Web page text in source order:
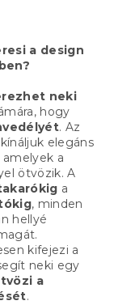
a design
neki
hogy
. Az
elegáns
a
ötvözik. A
a
, minden
hellyé
kifejezi a
neki egy
a
.